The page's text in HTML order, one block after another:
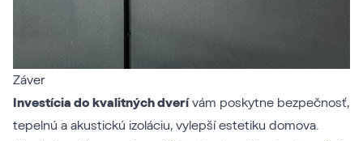
Záver
Investícia do kvalitných dverívám poskytne bezpečnosť,
tepelnú a akustickú izoláciu, vylepší estetiku domova.